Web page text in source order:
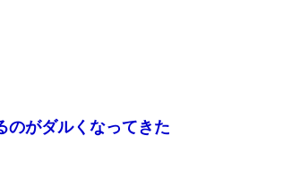
のがダルくなってきた